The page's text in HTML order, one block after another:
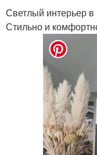
Светлый интерьер в
Стильно и